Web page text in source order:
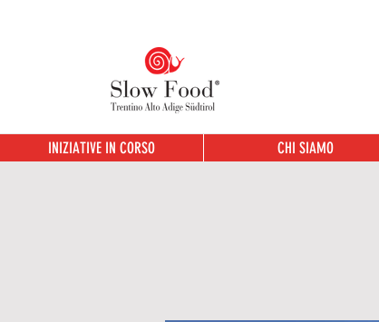
INIZIATIVE IN CORSO CHI SIAMO